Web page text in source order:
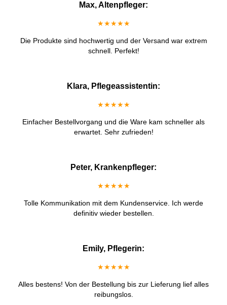
Max, Altenpfleger:
★★★★★
Die Produkte sind hochwertig und der Versand war extrem
schnell. Perfekt!
Klara, Pflegeassistentin:
★★★★★
Einfacher Bestellvorgang und die Ware kam schneller als
erwartet. Sehr zufrieden!
Peter, Krankenpfleger:
★★★★★
Tolle Kommunikation mit dem Kundenservice. Ich werde
definitiv wieder bestellen.
Emily, Pflegerin:
★★★★★
Alles bestens! Von der Bestellung bis zur Lieferung lief alles
reibungslos.